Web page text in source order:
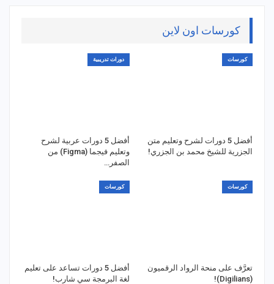
كورسات اون لاين
كورسات
أفضل 5 دورات لشرح وتعليم متن
الجزرية للشيخ محمد بن الجزري!
دورات تدريبية
أفضل 5 دورات عربية لشرح
وتعليم فيجما (Figma) من
الصفر…
كورسات
تعرَّف على منحة الرواد الرقميون
(Digilians)!
كورسات
أفضل 5 دورات تساعد على تعليم
لغة البرمجة سي شارب!